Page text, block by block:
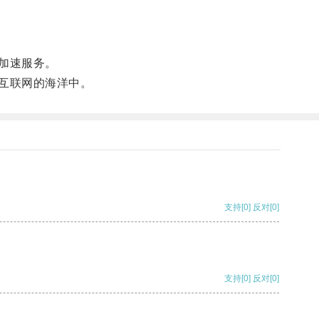
速服务。
网的海洋中。
支持[0] 反对[0]
支持[0] 反对[0]